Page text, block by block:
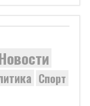
Спорт